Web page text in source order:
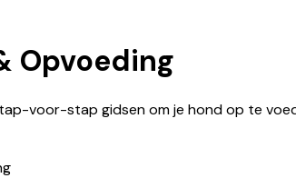
Opvoeding
voor-stap gidsen om je hond op te